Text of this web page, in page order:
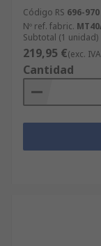
Código RS 696-970
Nº ref. fabric.
Subtotal (1 unidad)
219,95 €(exc.
Cantidad